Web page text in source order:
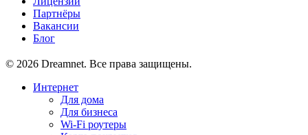
Партнёры
Вакансии
Блог
© 2026 Dreamnet. Все права защищены.
Интернет
Для дома
Для бизнеса
Wi-Fi роутеры